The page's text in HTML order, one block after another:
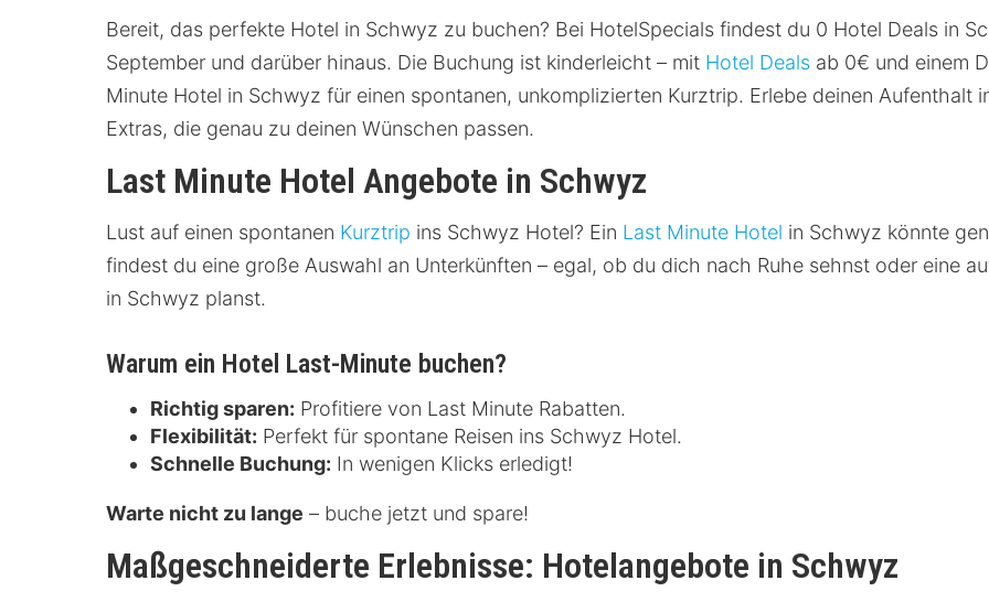
Bereit, das perfekte Hotel in Schwyz zu buchen? Bei HotelSpecials findest du 0 Hotel Deals in
September und darüber hinaus. Die Buchung ist kinderleicht – mit Hotel Deals ab 0€ und einem
Minute Hotel in Schwyz für einen spontanen, unkomplizierten Kurztrip. Erlebe deinen Aufenthalt
Extras, die genau zu deinen Wünschen passen.
Last Minute Hotel Angebote in Schwyz
Lust auf einen spontanen Kurztrip ins Schwyz Hotel? Ein Last Minute Hotel in Schwyz könnte
findest du eine große Auswahl an Unterkünften – egal, ob du dich nach Ruhe sehnst oder eine
in Schwyz planst.
Warum ein Hotel Last-Minute buchen?
Richtig sparen: Profitiere von Last Minute Rabatten.
Flexibilität: Perfekt für spontane Reisen ins Schwyz Hotel.
Schnelle Buchung: In wenigen Klicks erledigt!
Warte nicht zu lange – buche jetzt und spare!
Maßgeschneiderte Erlebnisse: Hotelangebote in Schwyz